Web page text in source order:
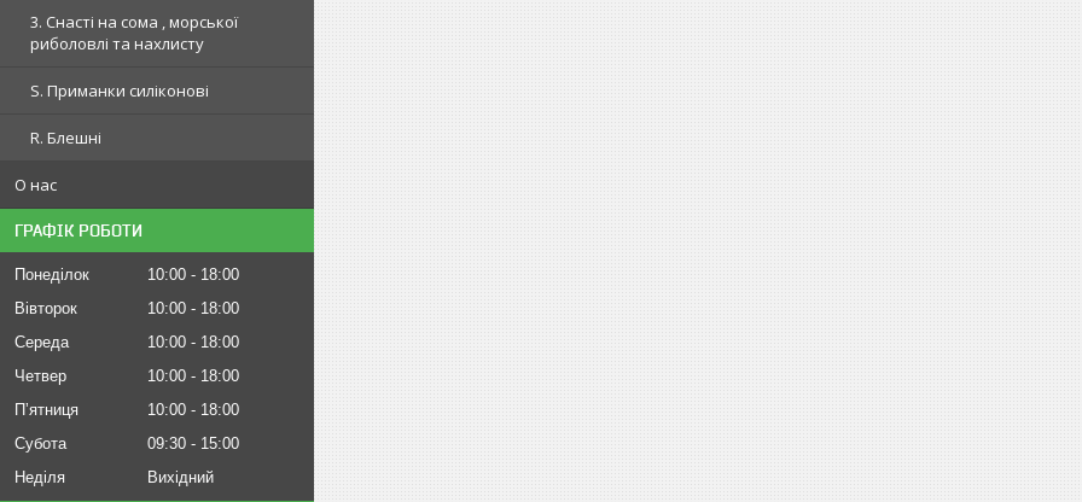
3. Снасті на сома , морської
риболовлі та нахлисту
S. Приманки силіконові
R. Блешні
О нас
ГРАФІК РОБОТИ
Понеділок 10:00
18:00
Вівторок
10:00
18:00
Середа
10:00
18:00
Четвер
10:00
18:00
Пʼятниця
10:00
18:00
Субота
09:30
15:00
Неділя
Вихідний